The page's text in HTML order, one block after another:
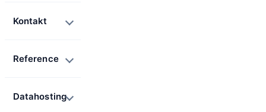
Kontakt
Reference
Datahosting